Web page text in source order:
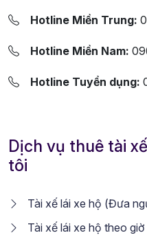
Hotline Miền Trung:
Hotline Miền Nam:
Hotline Tuyển dụng:
Dịch vụ thuê tài
tôi
Tài xế lái xe hộ (Đưa
Tài xế lái xe hộ theo giờ